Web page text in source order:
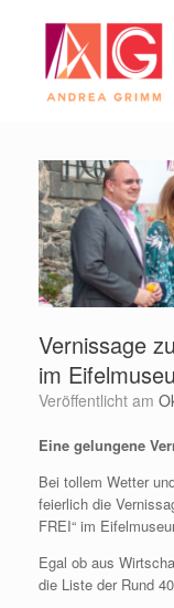
springen
Vernissage
im
Veröffentlicht am
Eine gelungene
Bei tollem Wetter
feierlich die
FREI“ im
Egal ob aus
die Liste der Rund